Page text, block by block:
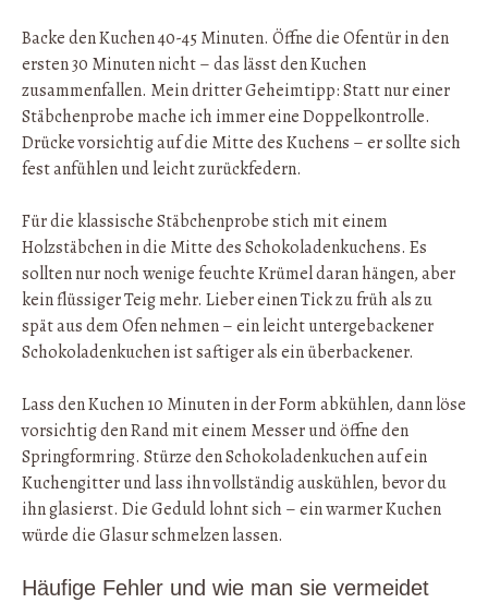
Backe den Kuchen 40-45 Minuten. Öffne die Ofentür in den
ersten 30 Minuten nicht – das lässt den Kuchen
zusammenfallen. Mein dritter Geheimtipp: Statt nur einer
Stäbchenprobe mache ich immer eine Doppelkontrolle.
Drücke vorsichtig auf die Mitte des Kuchens – er sollte sich
fest anfühlen und leicht zurückfedern.
Für die klassische Stäbchenprobe stich mit einem
Holzstäbchen in die Mitte des Schokoladenkuchens. Es
sollten nur noch wenige feuchte Krümel daran hängen, aber
kein flüssiger Teig mehr. Lieber einen Tick zu früh als zu
spät aus dem Ofen nehmen – ein leicht untergebackener
Schokoladenkuchen ist saftiger als ein überbackener.
Lass den Kuchen 10 Minuten in der Form abkühlen, dann löse
vorsichtig den Rand mit einem Messer und öffne den
Springformring. Stürze den Schokoladenkuchen auf ein
Kuchengitter und lass ihn vollständig auskühlen, bevor du
ihn glasierst. Die Geduld lohnt sich – ein warmer Kuchen
würde die Glasur schmelzen lassen.
Häufige Fehler und wie man sie vermeidet